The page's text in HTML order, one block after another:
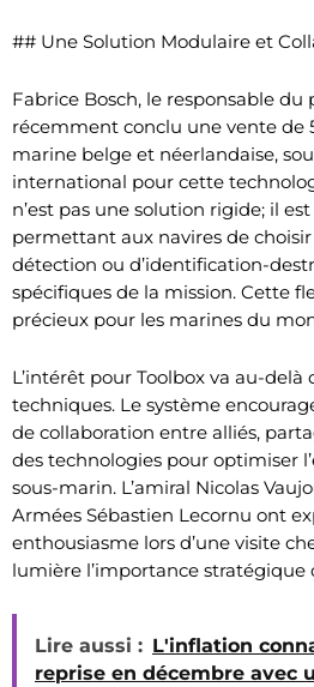
## Une Solution Modulaire et
Fabrice Bosch, le responsable du
récemment conclu une vente de
marine belge et néerlandaise,
international pour cette
n’est pas une solution rigide; il
permettant aux navires de
détection ou d’identification-
spécifiques de la mission. Cette
précieux pour les marines du
L’intérêt pour Toolbox va au-delà
techniques. Le système
de collaboration entre alliés,
des technologies pour optimiser
sous-marin. L’amiral Nicolas
Armées Sébastien Lecornu ont
enthousiasme lors d’une visite
lumière l’importance stratégique
Lire aussi : L'inflation
reprise en décembre avec